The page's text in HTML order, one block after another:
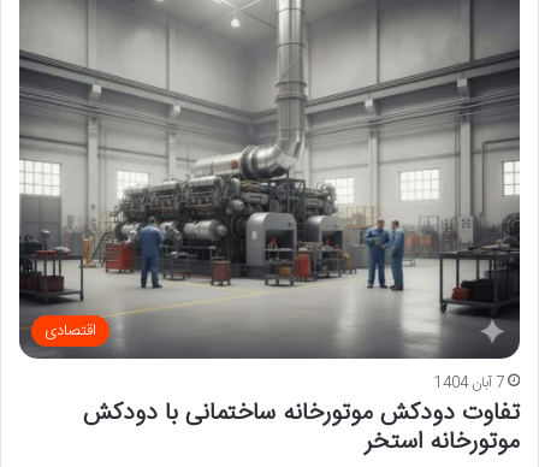
اقتصادی
7 آبان 1404
تفاوت دودکش موتورخانه ساختمانی با دودکش
موتورخانه استخر